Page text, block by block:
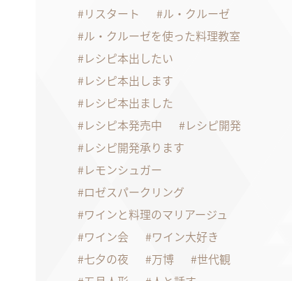
リスタート
ル・クルーゼ
ル・クルーゼを使った料理教室
レシピ本出したい
レシピ本出します
レシピ本出ました
レシピ本発売中
レシピ開発
レシピ開発承ります
レモンシュガー
ロゼスパークリング
ワインと料理のマリアージュ
ワイン会
ワイン大好き
七夕の夜
万博
世代観